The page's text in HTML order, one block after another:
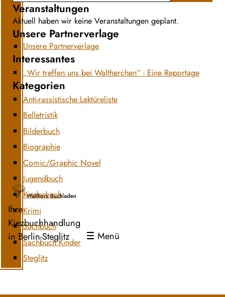
Ihre
Kiezbuchhandlung
in Berlin-Steglitz
Menü
Veranstaltungen
Aktuell haben wir keine Veranstaltungen geplant.
Unsere Partnerverlage
Unsere Partnerverlage
Interessantes
„Wir treffen uns bei Waltherchen“ - Eine Reportage
Kategorien
Anti-rassistische Lektüreliste
Belletristik
Bilderbuch
Biographie
Comic/Graphic Novel
Jugendbuch
Kinderbuch
Krimi
Sachbuch
Sachbuch Kinder
Steglitz